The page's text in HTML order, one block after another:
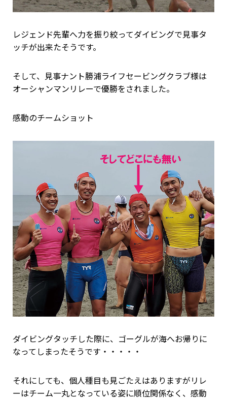
レジェンド先輩へ力を振り絞ってダイビングで見事タ
ッチが出来たそうです。
そして、見事ナント勝浦ライフセービングクラブ様は
オーシャンマンリレーで優勝をされました。
感動のチームショット
ダイビングタッチした際に、ゴーグルが海へお帰りに
なってしまったそうです・・・・・
それにしても、個人種目も見ごたえはありますがリレ
ーはチーム一丸となっている姿に順位関係なく、感動